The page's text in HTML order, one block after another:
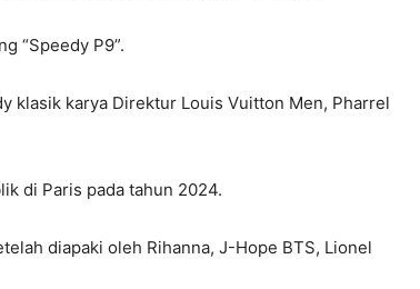
“Speedy P9”.
klasik karya Direktur Louis Vuitton Men, Pharrel
di Paris pada tahun 2024.
diapaki oleh Rihanna, J-Hope BTS, Lionel